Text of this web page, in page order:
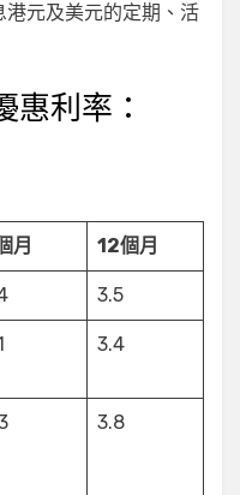
元及美元的定期、活
利率：
月 12個月
3.5
3.4
3.8